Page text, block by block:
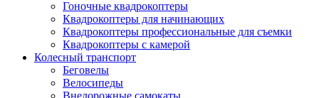
Гоночные квадрокоптеры
Квадрокоптеры для начинающих
Квадрокоптеры профессиональные для съемки
Квадрокоптеры с камерой
Колесный транспорт
Беговелы
Велосипеды
Внедорожные самокаты